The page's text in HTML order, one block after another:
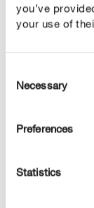
you’ve
your use of
Selection
Necessary
Preferences
Statistics
Turbo Trawnik
zieleń już po 3